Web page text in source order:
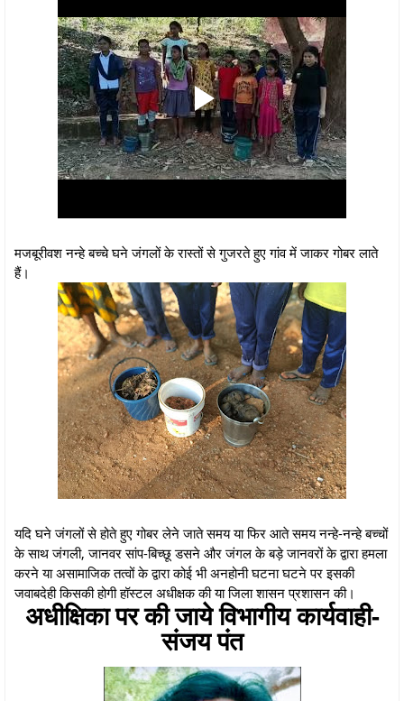
मजबूरीवश नन्हे बच्चे घने जंगलों के रास्तों से गुजरते हुए गांव में जाकर गोबर लाते
हैं।
यदि घने जंगलों से होते हुए गोबर लेने जाते समय या फिर आते समय नन्हे-नन्हे बच्चों
के साथ जंगली, जानवर सांप-बिच्छू डसने और जंगल के बड़े जानवरों के द्वारा हमला
करने या असामाजिक तत्वों के द्वारा कोई भी अनहोनी घटना घटने पर इसकी
जवाबदेही किसकी होगी हॉस्टल अधीक्षक की या जिला शासन प्रशासन की।
अधीक्षिका पर की जाये विभागीय कार्यवाही-
संजय पंत